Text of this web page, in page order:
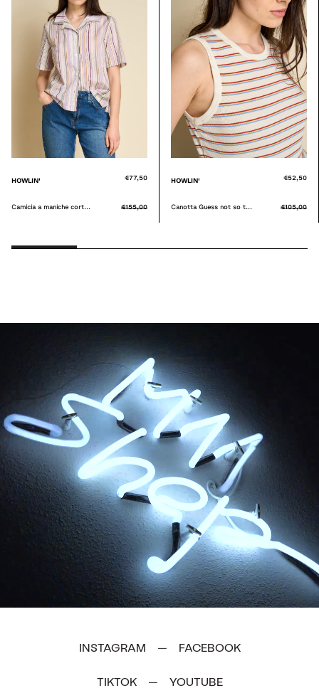
HOWLIN' €52,50
Canotta Guess not so t... €105,00
HOWLIN' €34,00
Canotta Sharks eat ice... €68,00
INSTAGRAM — FACEBOOK
TIKTOK — YOUTUBE